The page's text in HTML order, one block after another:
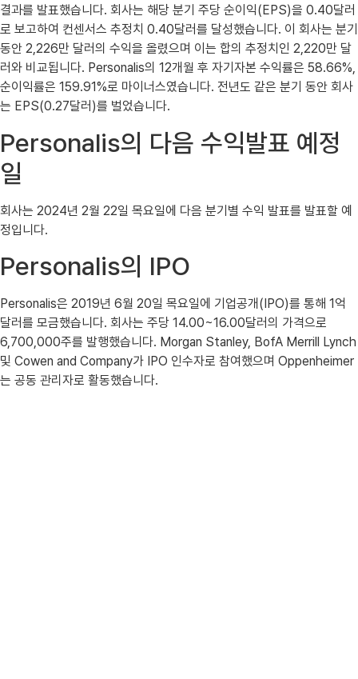
결과를 발표했습니다. 회사는 해당 분기 주당 순이익(EPS)을 0.40달러
로 보고하여 컨센서스 추정치 0.40달러를 달성했습니다. 이 회사는 분기
동안 2,226만 달러의 수익을 올렸으며 이는 합의 추정치인 2,220만 달
러와 비교됩니다. Personalis의 12개월 후 자기자본 수익률은 58.66%,
순이익률은 159.91%로 마이너스였습니다. 전년도 같은 분기 동안 회사
는 EPS(0.27달러)를 벌었습니다.
Personalis의 다음 수익발표 예정
일
회사는 2024년 2월 22일 목요일에 다음 분기별 수익 발표를 발표할 예
정입니다.
Personalis의 IPO
Personalis은 2019년 6월 20일 목요일에 기업공개(IPO)를 통해 1억
달러를 모금했습니다. 회사는 주당 14.00~16.00달러의 가격으로
6,700,000주를 발행했습니다. Morgan Stanley, BofA Merrill Lynch
및 Cowen and Company가 IPO 인수자로 참여했으며 Oppenheimer
는 공동 관리자로 활동했습니다.